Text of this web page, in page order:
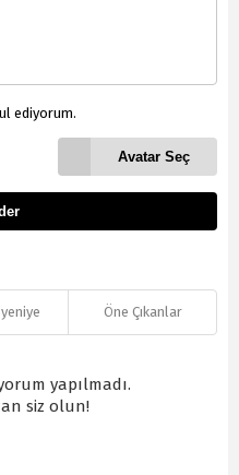
ediyorum.
Avatar Seç
Öne Çıkanlar
yapılmadı.
siz olun!